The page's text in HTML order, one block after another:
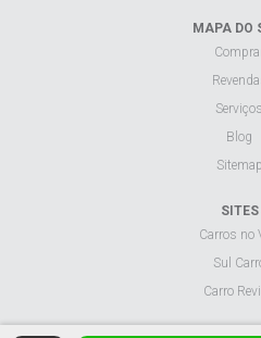
MAPA DO
Serviços
Blog
Sitemap
SITES
Carros no
Sul
Carro